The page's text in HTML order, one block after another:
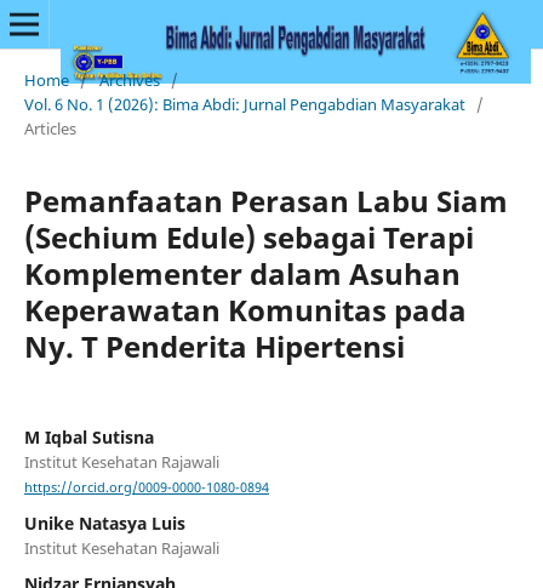
Home / Archives /
Vol. 6 No. 1 (2026): Bima Abdi: Jurnal Pengabdian Masyarakat /
Articles
Pemanfaatan Perasan Labu Siam
(Sechium Edule) sebagai Terapi
Komplementer dalam Asuhan
Keperawatan Komunitas pada
Ny. T Penderita Hipertensi
M Iqbal Sutisna
Institut Kesehatan Rajawali
https://orcid.org/0009-0000-1080-0894
Unike Natasya Luis
Institut Kesehatan Rajawali